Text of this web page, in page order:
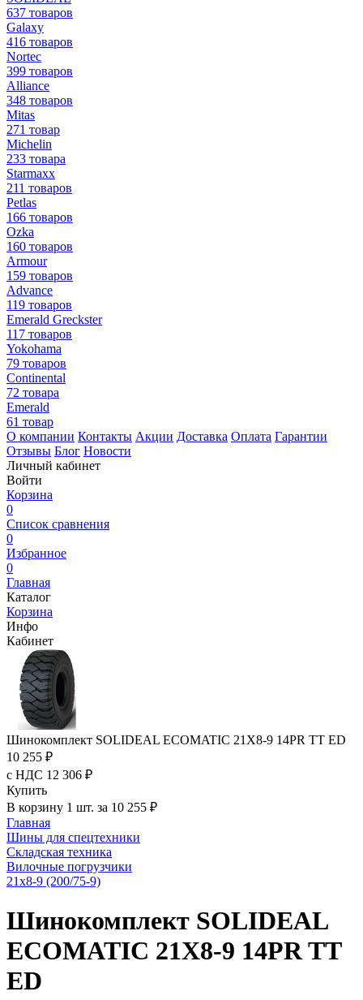
637 товаров
Galaxy
416 товаров
Nortec
399 товаров
Alliance
348 товаров
Mitas
271 товар
Michelin
233 товара
Starmaxx
211 товаров
Petlas
166 товаров
Ozka
160 товаров
Armour
159 товаров
Advance
119 товаров
Emerald Greckster
117 товаров
Yokohama
79 товаров
Continental
72 товара
Emerald
61 товар
О компании Контакты Акции Доставка Оплата Гарантии
Отзывы Блог Новости
Личный кабинет
Войти
Корзина
0
Список сравнения
0
Избранное
0
Главная
Каталог
Корзина
Инфо
Кабинет
Шинокомплект SOLIDEAL ECOMATIC 21X8-9 14PR TT ED
10 255 ₽
с НДС 12 306 ₽
Купить
В корзину 1 шт. за 10 255 ₽
Главная
Шины для спецтехники
Складская техника
Вилочные погрузчики
21x8-9 (200/75-9)
Шинокомплект SOLIDEAL
ECOMATIC 21X8-9 14PR TT
ED